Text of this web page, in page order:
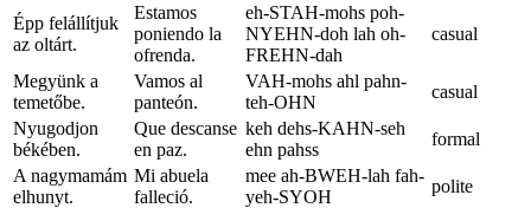
Épp felállítjuk
az oltárt.
Estamos
poniendo la
ofrenda.
eh-STAH-mohs poh-
NYEHN-doh lah oh-
FREHN-dah
casual
Megyünk a
temetőbe.
Vamos al
panteón.
VAH-mohs ahl pahn-
teh-OHN
casual
Nyugodjon
békében.
Que descanse
en paz.
keh dehs-KAHN-seh
ehn pahss
formal
A nagymamám
elhunyt.
Mi abuela
falleció.
mee ah-BWEH-lah fah-
yeh-SYOH
polite